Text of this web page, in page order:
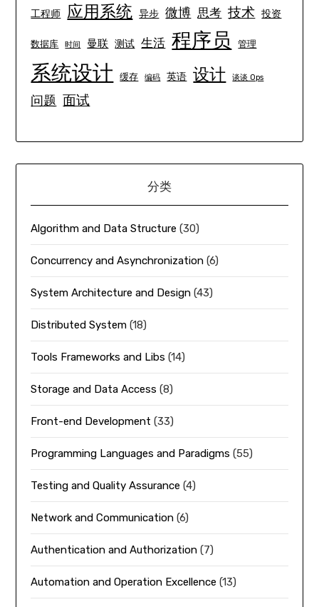
工程师 应用系统 异步 微博 思考 技术 投资
数据库 时间 曼联 测试 生活 程序员 管理
系统设计 缓存 编码 英语 设计 谈谈 Ops
问题 面试
分类
Algorithm and Data Structure (30)
Concurrency and Asynchronization (6)
System Architecture and Design (43)
Distributed System (18)
Tools Frameworks and Libs (14)
Storage and Data Access (8)
Front-end Development (33)
Programming Languages and Paradigms (55)
Testing and Quality Assurance (4)
Network and Communication (6)
Authentication and Authorization (7)
Automation and Operation Excellence (13)